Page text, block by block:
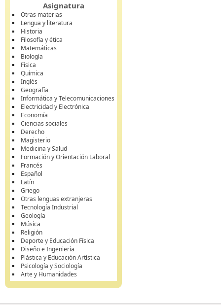
Asignatura
Otras materias
Lengua y literatura
Historia
Filosofía y ética
Matemáticas
Biología
Física
Química
Inglés
Geografía
Informática y Telecomunicaciones
Electricidad y Electrónica
Economía
Ciencias sociales
Derecho
Magisterio
Medicina y Salud
Formación y Orientación Laboral
Francés
Español
Latín
Griego
Otras lenguas extranjeras
Tecnología Industrial
Geología
Música
Religión
Deporte y Educación Física
Diseño e Ingeniería
Plástica y Educación Artística
Psicología y Sociología
Arte y Humanidades